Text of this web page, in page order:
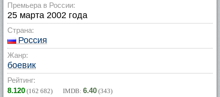
Премьера в России:
25 марта 2002 года
Страна:
Россия
Жанр:
боевик
Рейтинг:
8.120 (162 682) IMDB: 6.40 (343)